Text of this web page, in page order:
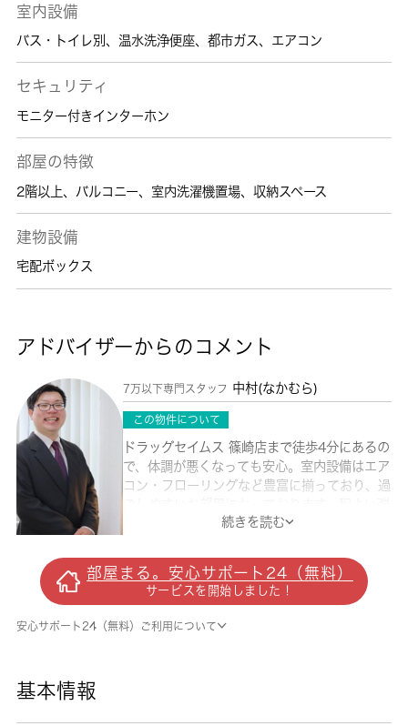
室内設備
バス・トイレ別 、 温水洗浄便座、 都市ガス、 エアコン
セキュリティ
モニター付きインターホン
部屋の特徴
2階以上、 バルコニー、 室内洗濯機置場、 収納スペース
建物設備
宅配ボックス
アドバイザーからのコメント
7万以下専門スタッフ 中村(なかむら)
この物件について
ドラッグセイムス 篠崎店まで徒歩4分にあるの
で、体調が悪くなっても安心。室内設備はエア
コン・フローリングなど豊富に揃っており、過
力で座り心地もよいクッションフロアを設置し
だいております。駅まで徒歩5分の立地が魅力
的な、利便性の高い物件です。 城南コミュニ
ティでは、都営新宿線篠崎周辺の不動産情報を
取り扱っております。アクセス良好で快適な生
続きを読む
部屋まる。安心サポート24（無料）
サービスを開始しました！
安心サポート24（無料）ご利用について
基本情報